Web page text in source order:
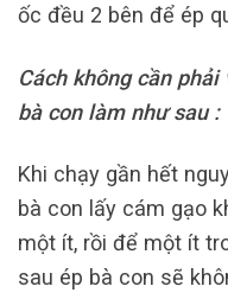
ốc đều 2 bên để ép
Cách không cần
bà con làm như sau :
Khi chạy gần hết
bà con lấy cám gạo
một ít, rồi để một ít
sau ép bà con sẽ